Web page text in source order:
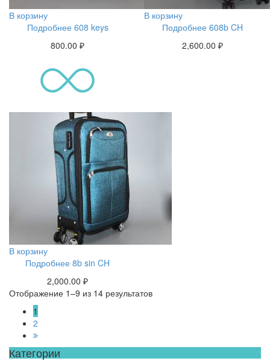
В корзину
Подробнее 608 keys
800.00 ₽
В корзину
Подробнее 608b CH
2,600.00 ₽
В корзину
Подробнее 8b sin CH
2,000.00 ₽
Отображение 1–9 из 14 результатов
1
2
Категории